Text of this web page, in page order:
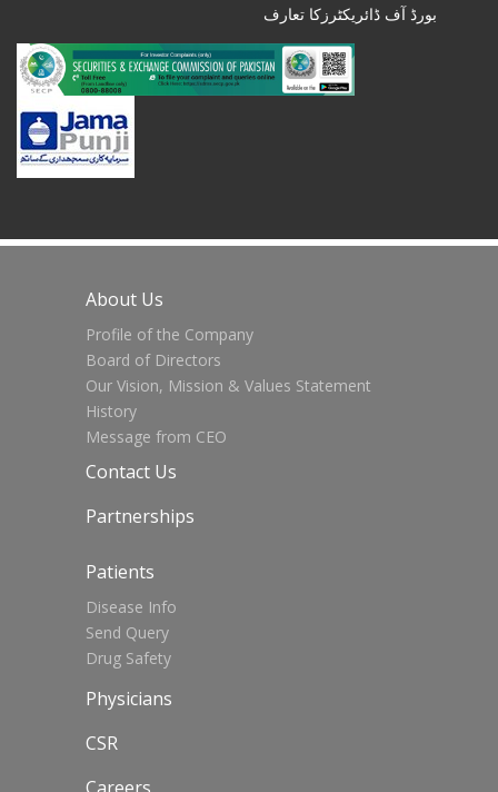
بورڈ آف ڈائریکٹرزکا تعارف
About Us
Profile of the Company
Board of Directors
Our Vision, Mission & Values Statement
History
Message from CEO
Contact Us
Partnerships
Patients
Disease Info
Send Query
Drug Safety
Physicians
CSR